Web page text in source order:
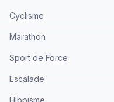
Cyclisme
Marathon
Sport de Force
Escalade
Hippisme